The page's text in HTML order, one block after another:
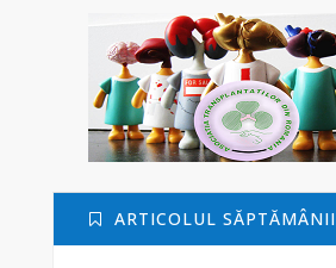
ARTICOLUL SĂPTĂMÂNII